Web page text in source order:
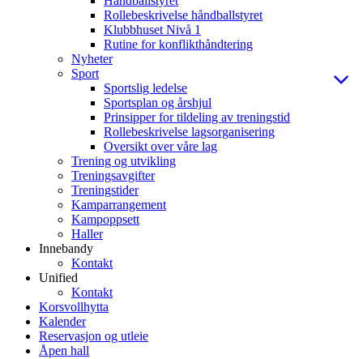
Rollebeskrivelse håndballstyret
Klubbhuset Nivå 1
Rutine for konflikthåndtering
Nyheter
Sport
Sportslig ledelse
Sportsplan og årshjul
Prinsipper for tildeling av treningstid
Rollebeskrivelse lagsorganisering
Oversikt over våre lag
Trening og utvikling
Treningsavgifter
Treningstider
Kamparrangement
Kampoppsett
Haller
Innebandy
Kontakt
Unified
Kontakt
Korsvollhytta
Kalender
Reservasjon og utleie
Åpen hall